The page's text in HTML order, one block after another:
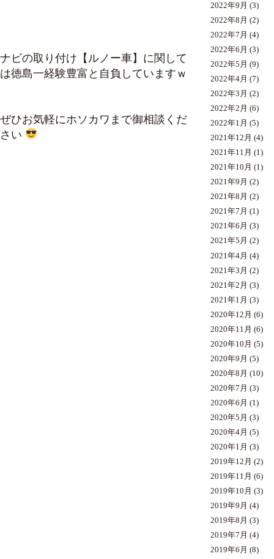
ナビの取り付け【ルノー車】に関して
は徳島一経験豊富と自負していますｗ
ぜひお気軽にホソカワまで御相談くだ
さい
2022年9月 (3)
2022年8月 (2)
2022年7月 (4)
2022年6月 (3)
2022年5月 (9)
2022年4月 (7)
2022年3月 (2)
2022年2月 (6)
2022年1月 (5)
2021年12月 (4)
2021年11月 (1)
2021年10月 (1)
2021年9月 (2)
2021年8月 (2)
2021年7月 (1)
2021年6月 (3)
2021年5月 (2)
2021年4月 (4)
2021年3月 (2)
2021年2月 (3)
2021年1月 (3)
2020年12月 (6)
2020年11月 (6)
2020年10月 (5)
2020年9月 (5)
2020年8月 (10)
2020年7月 (3)
2020年6月 (1)
2020年5月 (3)
2020年4月 (5)
2020年1月 (3)
2019年12月 (2)
2019年11月 (6)
2019年10月 (3)
2019年9月 (4)
2019年8月 (3)
2019年7月 (4)
2019年6月 (8)